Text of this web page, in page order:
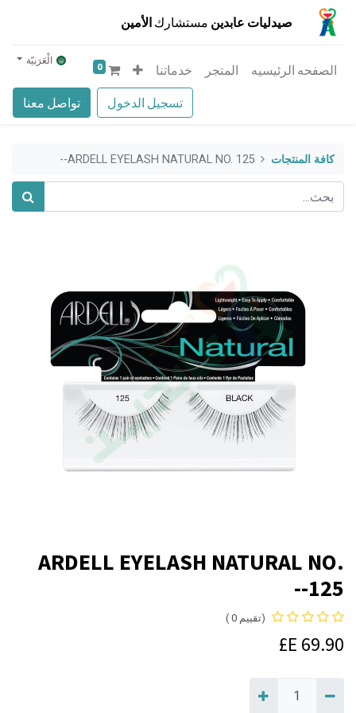
صيدليات عابدين مستشارك الأمين
تسجيل الدخول تواصل معنا
الصفحه الرئيسيه المتجر خدماتنا 0 الْعَرَبيّة
كافة المنتجات ARDELL EYELASH NATURAL NO. 125--
ARDELL EYELASH NATURAL NO.
125--
(تقييم 0 )
69.90